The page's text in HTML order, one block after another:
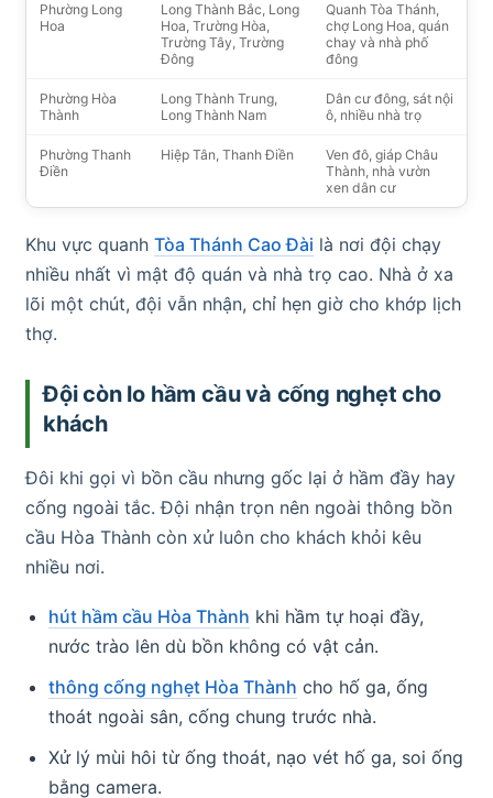
Phường Long
Hoa
Long Thành Bắc, Long
Hoa, Trường Hòa,
Trường Tây, Trường
Đông
Quanh Tòa Thánh,
chợ Long Hoa, quán
chay và nhà phố
đông
Phường Hòa
Thành
Long Thành Trung,
Long Thành Nam
Dân cư đông, sát nội
ô, nhiều nhà trọ
Phường Thanh
Điền
Hiệp Tân, Thanh Điền
Ven đô, giáp Châu
Thành, nhà vườn
xen dân cư
Khu vực quanh Tòa Thánh Cao Đài là nơi đội chạy
nhiều nhất vì mật độ quán và nhà trọ cao. Nhà ở xa
lõi một chút, đội vẫn nhận, chỉ hẹn giờ cho khớp lịch
thợ.
Đội còn lo hầm cầu và cống nghẹt cho
khách
Đôi khi gọi vì bồn cầu nhưng gốc lại ở hầm đầy hay
cống ngoài tắc. Đội nhận trọn nên ngoài thông bồn
cầu Hòa Thành còn xử luôn cho khách khỏi kêu
nhiều nơi.
hút hầm cầu Hòa Thành khi hầm tự hoại đầy,
nước trào lên dù bồn không có vật cản.
thông cống nghẹt Hòa Thành cho hố ga, ống
thoát ngoài sân, cống chung trước nhà.
Xử lý mùi hôi từ ống thoát, nạo vét hố ga, soi ống
bằng camera.